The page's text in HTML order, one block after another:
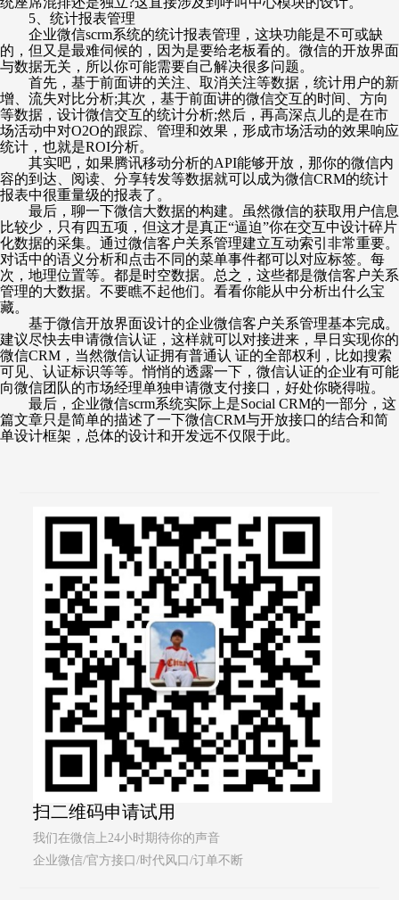
5、统计报表管理
企业微信scrm系统的统计报表管理，这块功能是不可或缺
的，但又是最难伺候的，因为是要给老板看的。微信的开放界面
与数据无关，所以你可能需要自己解决很多问题。
首先，基于前面讲的关注、取消关注等数据，统计用户的新
增、流失对比分析;其次，基于前面讲的微信交互的时间、方向
等数据，设计微信交互的统计分析;然后，再高深点儿的是在市
场活动中对O2O的跟踪、管理和效果，形成市场活动的效果响应
统计，也就是ROI分析。
其实吧，如果腾讯移动分析的API能够开放，那你的微信内
容的到达、阅读、分享转发等数据就可以成为微信CRM的统计
报表中很重量级的报表了。
最后，聊一下微信大数据的构建。虽然微信的获取用户信息
比较少，只有四五项，但这才是真正“逼迫”你在交互中设计碎片
化数据的采集。通过微信客户关系管理建立互动索引非常重要。
对话中的语义分析和点击不同的菜单事件都可以对应标签。每
次，地理位置等。都是时空数据。总之，这些都是微信客户关系
管理的大数据。不要瞧不起他们。看看你能从中分析出什么宝
藏。
基于微信开放界面设计的企业微信客户关系管理基本完成。
建议尽快去申请微信认证，这样就可以对接进来，早日实现你的
微信CRM，当然微信认证拥有普通认 证的全部权利，比如搜索
可见、认证标识等等。悄悄的透露一下，微信认证的企业有可能
向微信团队的市场经理单独申请微支付接口，好处你晓得啦。
最后，企业微信scrm系统实际上是Social CRM的一部分，这
篇文章只是简单的描述了一下微信CRM与开放接口的结合和简
单设计框架，总体的设计和开发远不仅限于此。
扫二维码申请试用
我们在微信上24小时期待你的声音
企业微信/官方接口/时代风口/订单不断